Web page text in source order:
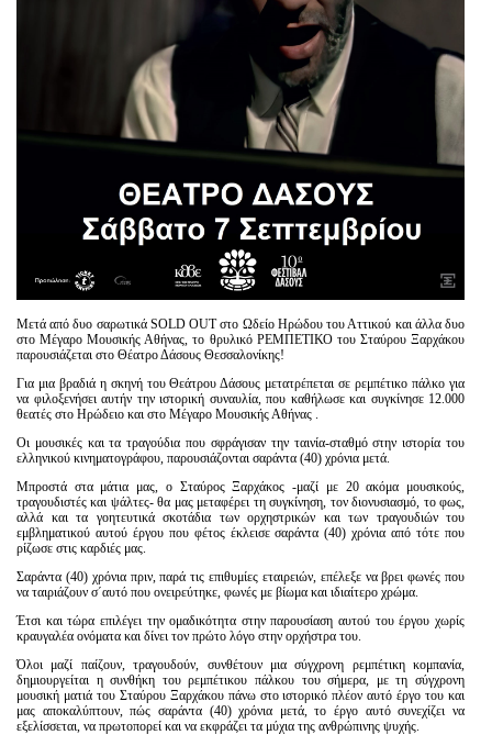
Μετά από δυο σαρωτικά SOLD OUT στο Ωδείο Ηρώδου του Αττικού και άλλα δυο
στο Μέγαρο Μουσικής Αθήνας, το θρυλικό ΡΕΜΠΕΤΙΚΟ του Σταύρου Ξαρχάκου
παρουσιάζεται στο Θέατρο Δάσους Θεσσαλονίκης!
Για μια βραδιά η σκηνή του Θεάτρου Δάσους μετατρέπεται σε ρεμπέτικο πάλκο για
να φιλοξενήσει αυτήν την ιστορική συναυλία, που καθήλωσε και συγκίνησε 12.000
θεατές στο Ηρώδειο και στο Μέγαρο Μουσικής Αθήνας .
Οι μουσικές και τα τραγούδια που σφράγισαν την ταινία-σταθμό στην ιστορία του
ελληνικού κινηματογράφου, παρουσιάζονται σαράντα (40) χρόνια μετά.
Μπροστά στα μάτια μας, ο Σταύρος Ξαρχάκος -μαζί με 20 ακόμα μουσικούς,
τραγουδιστές και ψάλτες- θα μας μεταφέρει τη συγκίνηση, τον διονυσιασμό, το φως,
αλλά και τα γοητευτικά σκοτάδια των ορχηστρικών και των τραγουδιών του
εμβληματικού αυτού έργου που φέτος έκλεισε σαράντα (40) χρόνια από τότε που
ρίζωσε στις καρδιές μας.
Σαράντα (40) χρόνια πριν, παρά τις επιθυμίες εταιρειών, επέλεξε να βρει φωνές που
να ταιριάζουν σ´αυτό που ονειρεύτηκε, φωνές με βίωμα και ιδιαίτερο χρώμα.
Έτσι και τώρα επιλέγει την ομαδικότητα στην παρουσίαση αυτού του έργου χωρίς
κραυγαλέα ονόματα και δίνει τον πρώτο λόγο στην ορχήστρα του.
Όλοι μαζί παίζουν, τραγουδούν, συνθέτουν μια σύγχρονη ρεμπέτικη κομπανία,
δημιουργείται η συνθήκη του ρεμπέτικου πάλκου του σήμερα, με τη σύγχρονη
μουσική ματιά του Σταύρου Ξαρχάκου πάνω στο ιστορικό πλέον αυτό έργο του και
μας αποκαλύπτουν, πώς σαράντα (40) χρόνια μετά, το έργο αυτό συνεχίζει να
εξελίσσεται, να πρωτοπορεί και να εκφράζει τα μύχια της ανθρώπινης ψυχής.